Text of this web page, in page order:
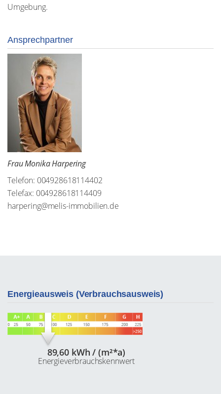
Umgebung.
Ansprechpartner
Frau Monika Harpering
Telefon: 004928618114402
Telefax: 004928618114409
harpering@melis-immobilien.de
Energieausweis (Verbrauchsausweis)
89,60 kWh / (m²*a)
Energieverbrauchskennwert